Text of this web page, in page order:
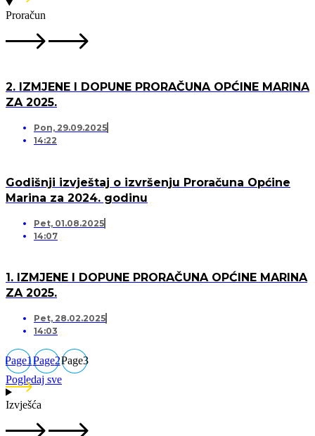
Proračun
2. IZMJENE I DOPUNE PRORAČUNA OPĆINE MARINA
ZA 2025.
Pon, 29.09.2025
14:22
Godišnji izvještaj o izvršenju Proračuna Općine
Marina za 2024. godinu
Pet, 01.08.2025
14:07
1. IZMJENE I DOPUNE PRORAČUNA OPĆINE MARINA
ZA 2025.
Pet, 28.02.2025
14:03
Page1Page2Page3
Pogledaj sve
Izvješća